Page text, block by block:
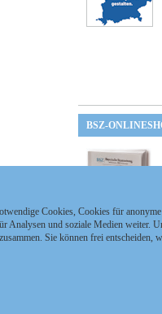
BSZ-
Cookies, Cookies für
und soziale Medien weiter.
Sie können frei entscheiden,